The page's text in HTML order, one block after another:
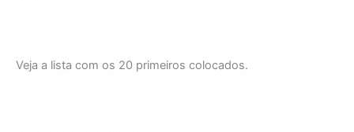
Veja a lista com os 20 primeiros colocados.